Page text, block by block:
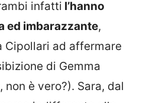
infatti l’hanno
ed imbarazzante,
Cipollari ad affermare
di Gemma
è vero?). Sara, dal